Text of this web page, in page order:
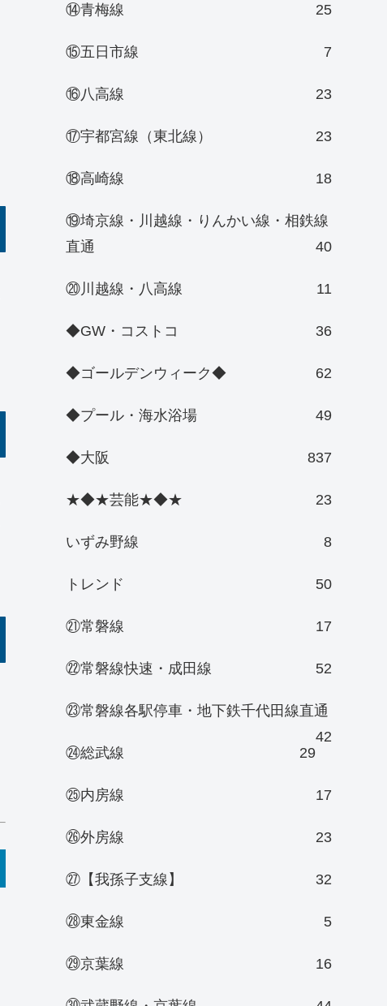
⑭青梅線 25
⑮五日市線 7
⑯八高線 23
⑰宇都宮線（東北線） 23
⑱高崎線 18
⑲埼京線・川越線・りんかい線・相鉄線
直通
40
⑳川越線・八高線 11
◆GW・コストコ 36
◆ゴールデンウィーク◆ 62
◆プール・海水浴場 49
◆大阪 837
★◆★芸能★◆★ 23
いずみ野線 8
トレンド 50
㉑常磐線 17
㉒常磐線快速・成田線 52
㉓常磐線各駅停車・地下鉄千代田線直通
42
㉔総武線
29
㉕内房線 17
㉖外房線 23
㉗【我孫子支線】 32
㉘東金線 5
㉙京葉線 16